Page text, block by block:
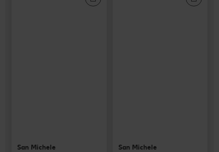
San Michele
San Michele